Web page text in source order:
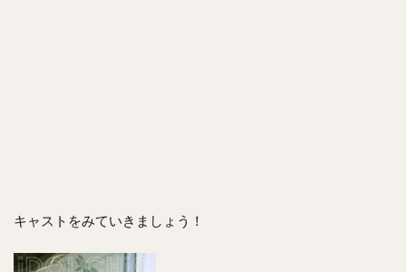
キャストをみていきましょう！